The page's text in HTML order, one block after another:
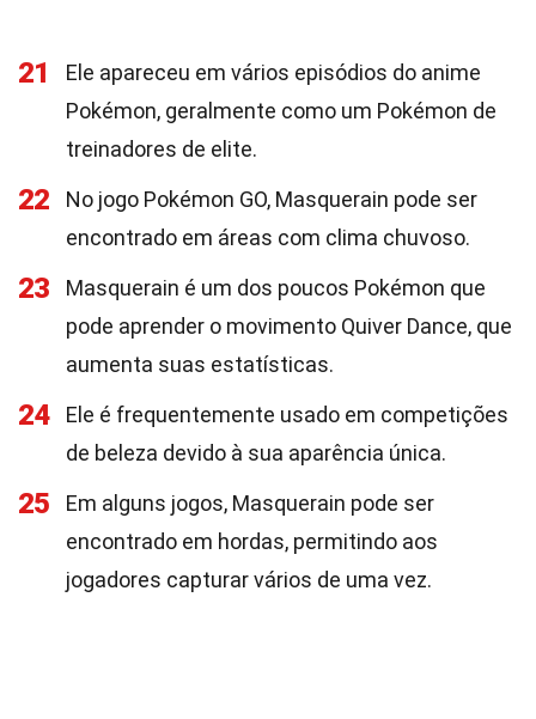
21
Ele apareceu em vários episódios do anime
Pokémon, geralmente como um Pokémon de
treinadores de elite.
22
No jogo Pokémon GO, Masquerain pode ser
encontrado em áreas com clima chuvoso.
23
Masquerain é um dos poucos Pokémon que
pode aprender o movimento Quiver Dance, que
aumenta suas estatísticas.
24
Ele é frequentemente usado em competições
de beleza devido à sua aparência única.
25
Em alguns jogos, Masquerain pode ser
encontrado em hordas, permitindo aos
jogadores capturar vários de uma vez.